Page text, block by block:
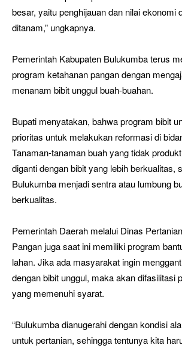
besar, yaitu penghijauan dan nilai ekonomi
ditanam,” ungkapnya.
Pemerintah Kabupaten Bulukumba terus
program ketahanan pangan dengan
menanam bibit unggul buah-buahan.
Bupati menyatakan, bahwa program bibit
prioritas untuk melakukan reformasi di
Tanaman-tanaman buah yang tidak
diganti dengan bibit yang lebih berkualitas,
Bulukumba menjadi sentra atau lumbung
berkualitas.
Pemerintah Daerah melalui Dinas
Pangan juga saat ini memiliki program
lahan. Jika ada masyarakat ingin
dengan bibit unggul, maka akan difasilitasi
yang memenuhi syarat.
“Bulukumba dianugerahi dengan kondisi
untuk pertanian, sehingga tentunya kita